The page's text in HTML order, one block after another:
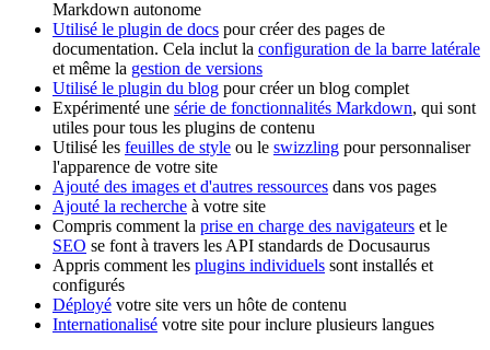
Markdown autonome
Utilisé le plugin de docs pour créer des pages de
documentation. Cela inclut la configuration de la barre latérale
et même la gestion de versions
Utilisé le plugin du blog pour créer un blog complet
Expérimenté une série de fonctionnalités Markdown, qui sont
utiles pour tous les plugins de contenu
Utilisé les feuilles de style ou le swizzling pour personnaliser
l'apparence de votre site
Ajouté des images et d'autres ressources dans vos pages
Ajouté la recherche à votre site
Compris comment la prise en charge des navigateurs et le
SEO se font à travers les API standards de Docusaurus
Appris comment les plugins individuels sont installés et
configurés
Déployé votre site vers un hôte de contenu
Internationalisé votre site pour inclure plusieurs langues